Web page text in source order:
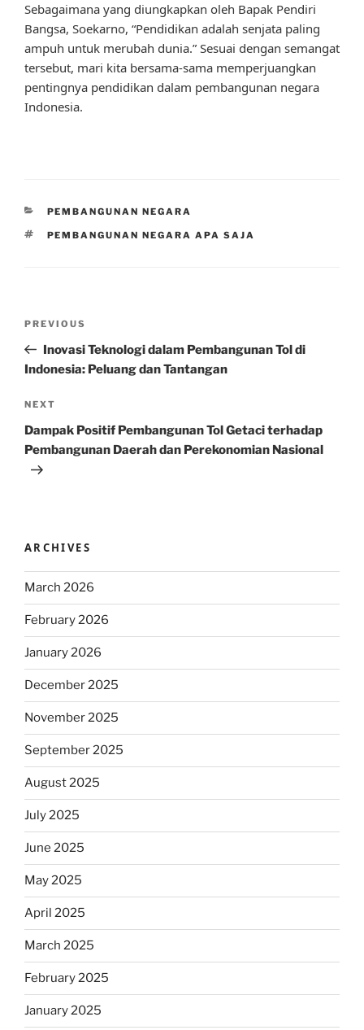
Sebagaimana yang diungkapkan oleh Bapak Pendiri
Bangsa, Soekarno, “Pendidikan adalah senjata paling
ampuh untuk merubah dunia.” Sesuai dengan semangat
tersebut, mari kita bersama-sama memperjuangkan
pentingnya pendidikan dalam pembangunan negara
Indonesia.
CATEGORIES
PEMBANGUNAN NEGARA
TAGS
PEMBANGUNAN NEGARA APA SAJA
Previous
Post
PREVIOUS
Inovasi Teknologi dalam Pembangunan Tol di
Indonesia: Peluang dan Tantangan
Next
Post
NEXT
Dampak Positif Pembangunan Tol Getaci terhadap
Pembangunan Daerah dan Perekonomian Nasional
ARCHIVES
March 2026
February 2026
January 2026
December 2025
November 2025
September 2025
August 2025
July 2025
June 2025
May 2025
April 2025
March 2025
February 2025
January 2025